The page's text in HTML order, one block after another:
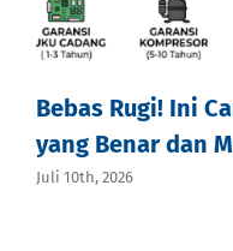
Bebas Rugi! Ini
yang Benar dan
Juli 10th, 2026